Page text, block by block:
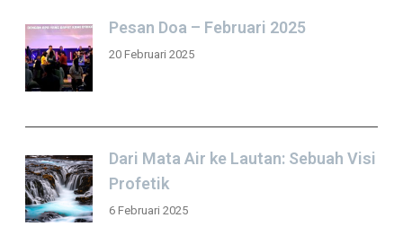
Pesan Doa – Februari 2025
20 Februari 2025
Dari Mata Air ke Lautan: Sebuah Visi
Profetik
6 Februari 2025